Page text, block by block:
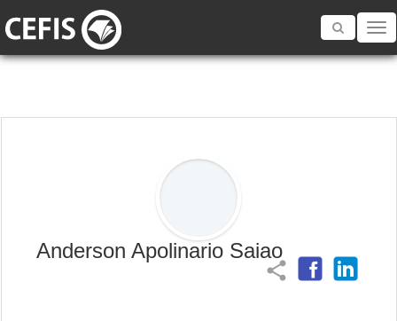
Toggle
Anderson Apolinario Saiao
share